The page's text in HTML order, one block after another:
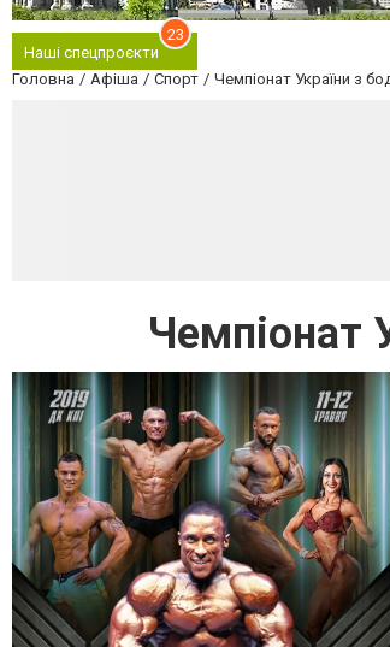
Наші спецпроєкти
23
Головна Афіша Спорт Чемпіонат України з
Чемпіонат